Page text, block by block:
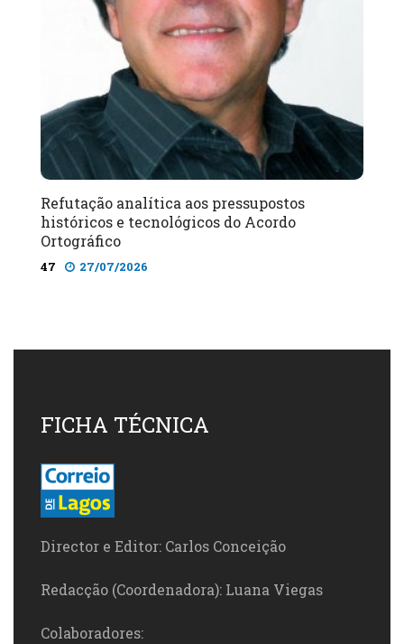
Refutação analítica aos pressupostos
históricos e tecnológicos do Acordo
Ortográfico
47 27/07/2026
FICHA TÉCNICA
Director e Editor: Carlos Conceição
Redacção (Coordenadora): Luana Viegas
Colaboradores: